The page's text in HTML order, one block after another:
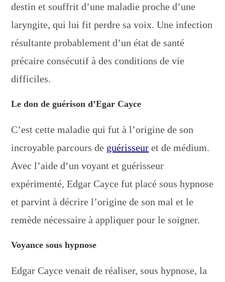
destin et souffrit d’une maladie proche d’une
laryngite, qui lui fit perdre sa voix. Une infection
résultante probablement d’un état de santé
précaire consécutif à des conditions de vie
difficiles.
Le don de guérison d’Egar Cayce
C’est cette maladie qui fut à l’origine de son
incroyable parcours de guérisseur et de médium.
Avec l’aide d’un voyant et guérisseur
expérimenté, Edgar Cayce fut placé sous hypnose
et parvint à décrire l’origine de son mal et le
remède nécessaire à appliquer pour le soigner.
Voyance sous hypnose
Edgar Cayce venait de réaliser, sous hypnose, la